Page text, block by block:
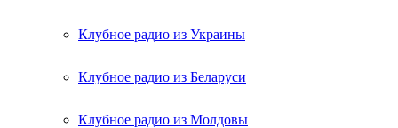
Клубное радио из Украины
Клубное радио из Беларуси
Клубное радио из Молдовы